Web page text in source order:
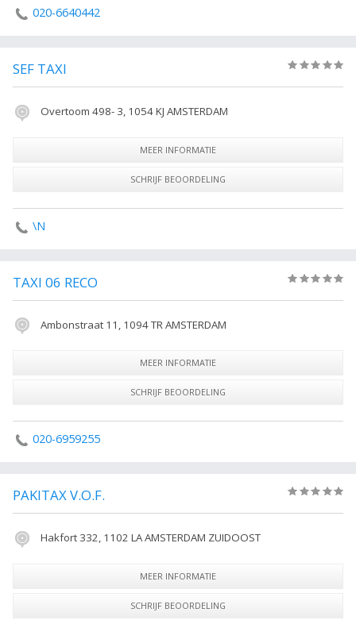
020-6640442
SEF TAXI
Overtoom 498- 3, 1054 KJ AMSTERDAM
MEER INFORMATIE
SCHRIJF BEOORDELING
\N
TAXI 06 RECO
Ambonstraat 11, 1094 TR AMSTERDAM
MEER INFORMATIE
SCHRIJF BEOORDELING
020-6959255
PAKITAX V.O.F.
Hakfort 332, 1102 LA AMSTERDAM ZUIDOOST
MEER INFORMATIE
SCHRIJF BEOORDELING